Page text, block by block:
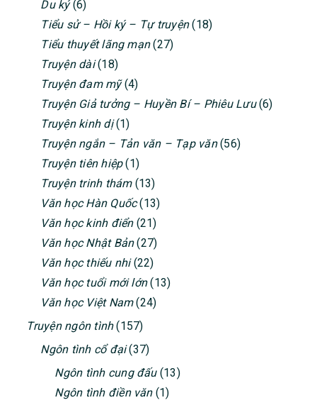
Du ký(6)
Tiểu sử – Hồi ký – Tự truyện(18)
Tiểu thuyết lãng mạn(27)
Truyện dài(18)
Truyện đam mỹ(4)
Truyện Giả tưởng – Huyền Bí – Phiêu Lưu(6)
Truyện kinh dị(1)
Truyện ngắn – Tản văn – Tạp văn(56)
Truyện tiên hiệp(1)
Truyện trinh thám(13)
Văn học Hàn Quốc(13)
Văn học kinh điển(21)
Văn học Nhật Bản(27)
Văn học thiếu nhi(22)
Văn học tuổi mới lớn(13)
Văn học Việt Nam(24)
Truyện ngôn tình(157)
Ngôn tình cổ đại(37)
Ngôn tình cung đấu(13)
Ngôn tình điền văn(1)